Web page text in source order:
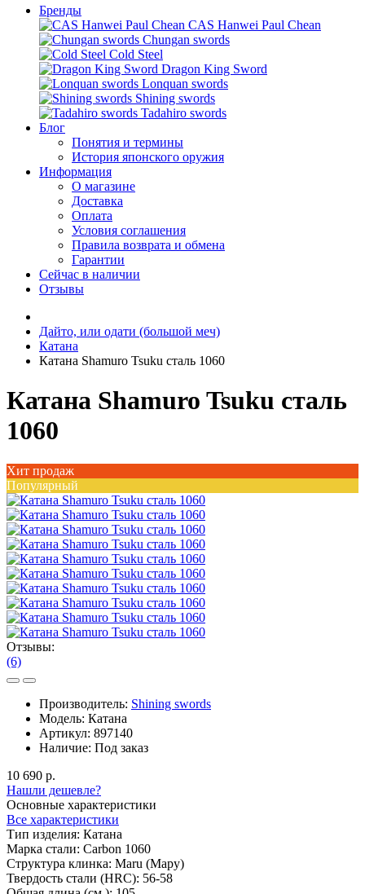
Бренды
CAS Hanwei Paul Chean
Chungan swords
Cold Steel
Dragon King Sword
Lonquan swords
Shining swords
Tadahiro swords
Блог
Понятия и термины
История японского оружия
Информация
О магазине
Доставка
Оплата
Условия соглашения
Правила возврата и обмена
Гарантии
Сейчас в наличии
Отзывы
Дайто, или одати (большой меч)
Катана
Катана Shamuro Tsuku сталь 1060
Катана Shamuro Tsuku сталь
1060
Хит продаж
Популярный
Отзывы:
(6)
Производитель: Shining swords
Модель: Катана
Артикул: 897140
Наличие: Под заказ
10 690 р.
Нашли дешевле?
Основные характеристики
Все характеристики
Тип изделия: Катана
Марка стали: Carbon 1060
Структура клинка: Maru (Мару)
Твердость стали (HRC): 56-58